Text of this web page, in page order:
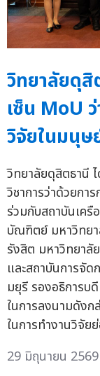
วิทยาลัยดุ
เซ็น MoU
วิจัยในมนุษ
วิทยาลัยดุสิตธานี
วิชาการว่าด้วยกา
ร่วมกับสถาบันเครื
บัณฑิตย์ มหาวิทย
รังสิต มหาวิทยาลั
และสถาบันการจั
มยุรี รองอธิการบ
ในการลงนามดังก
ในการทำงานวิจั
29 มิถุนายน